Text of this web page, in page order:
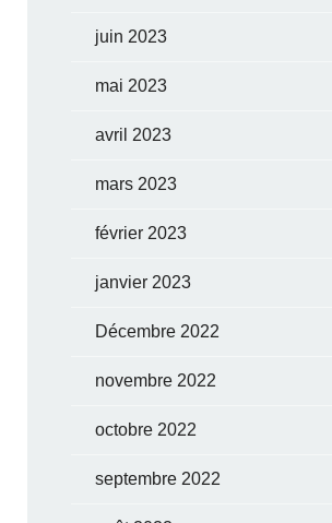
juin 2023
mai 2023
avril 2023
mars 2023
février 2023
janvier 2023
Décembre 2022
novembre 2022
octobre 2022
septembre 2022